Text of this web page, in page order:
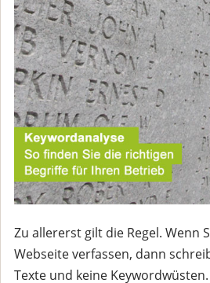
Zu allererst gilt die Regel. Wenn
Webseite verfassen, dann
Texte und keine